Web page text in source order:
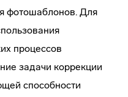
фотошаблонов. Для
процессов
задачи коррекции
способности